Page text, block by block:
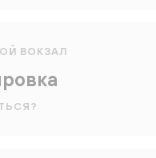
ВОКЗАЛ